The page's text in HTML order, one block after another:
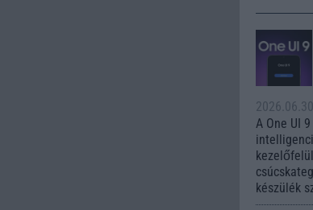
2026.06.30
A One UI
készülék